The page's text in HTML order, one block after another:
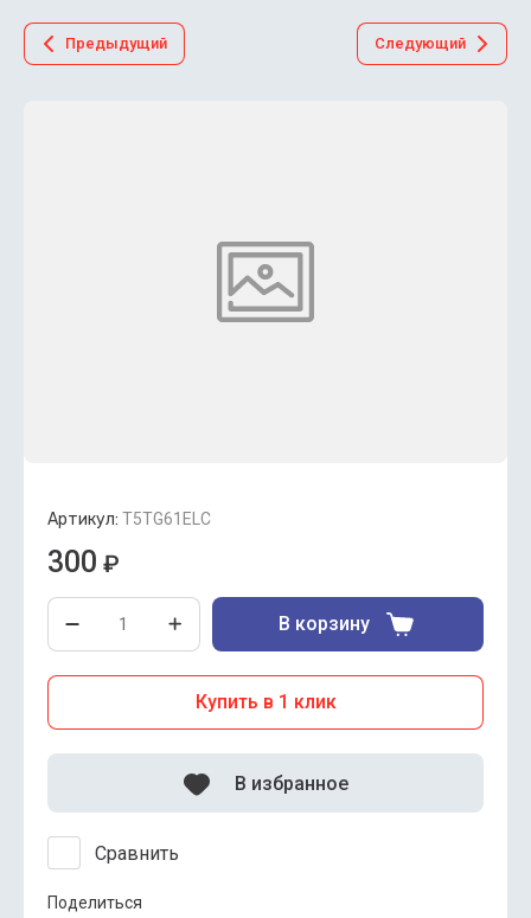
Предыдущий Следующий
Артикул: T5TG61ELC
300 ₽
В корзину
Купить в 1 клик
Сравнить
В избранное
Поделиться